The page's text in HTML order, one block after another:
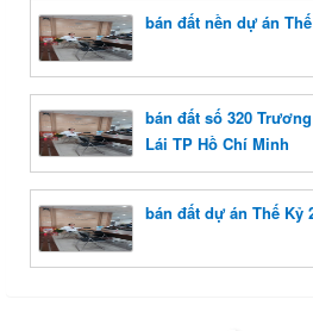
bán đất nền dự án
bán đất số 320
Lái TP Hồ Chí Minh
bán đất dự án Thế Kỷ